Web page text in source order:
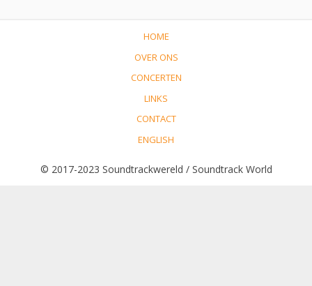
HOME
OVER ONS
CONCERTEN
LINKS
CONTACT
ENGLISH
© 2017-2023 Soundtrackwereld / Soundtrack World